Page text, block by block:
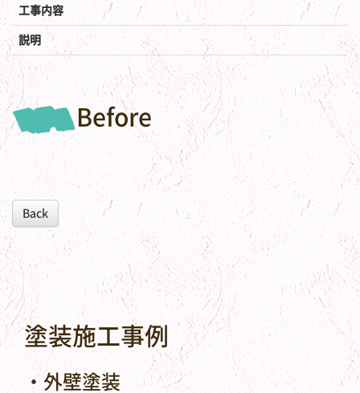
工事内容
説明
Before
Back
塗装施工事例
外壁塗装